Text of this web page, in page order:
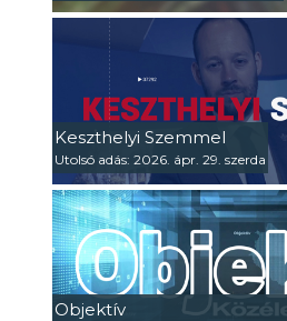
Keszthelyi Szemmel
Utolsó adás: 2026. ápr. 29. szerda
Objektív